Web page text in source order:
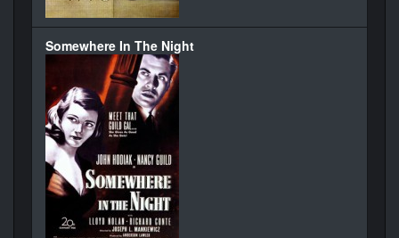
Somewhere In The Night